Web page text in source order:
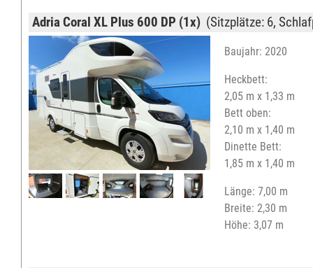
Adria Coral XL Plus 600 DP (1x)(Sitzplätze: 6,
Baujahr: 2020
Heckbett:
2,05 m x 1,33 m
Bett oben:
2,10 m x 1,40 m
Dinette Bett:
1,85 m x 1,40 m
Länge: 7,00 m
Breite: 2,30 m
Höhe: 3,07 m